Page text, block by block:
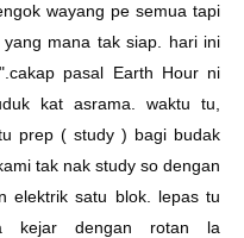
wayang pe semua tapi
mana tak siap. hari ini
pasal Earth Hour ni
kat asrama. waktu tu,
prep ( study ) bagi budak
tak nak study so dengan
elektrik satu blok. lepas tu
kejar dengan rotan la